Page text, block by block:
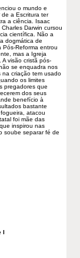
o mundo e
a Escritura ter
a ciência. Isaac
Darwin cursou
científica. Não a
dogmática de
Pós-Reforma entrou
mas a Igreja
visão cristã pós-
se enquadra nos
criação tem usado
os limites
pregadores que
dos seus
benefício à
bastante
atacou
foi mãe das
inspirou nas
soube separar fé de